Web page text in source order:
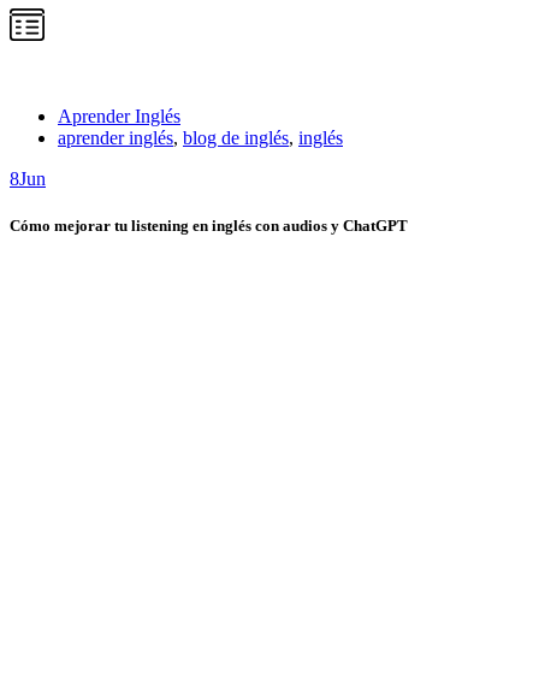
Aprender Inglés
aprender inglés, blog de inglés, inglés
8Jun
Cómo mejorar tu listening en inglés con audios y ChatGPT